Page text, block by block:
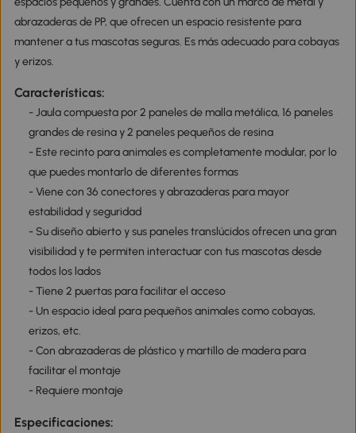
abrazaderas de PP, que ofrecen un espacio resistente para
mantener a tus mascotas seguras. Es más adecuado para cobayas
y erizos.
Características:
- Jaula compuesta por 2 paneles de malla metálica, 16 paneles
grandes de resina y 2 paneles pequeños de resina
- Este recinto para animales es completamente modular, por lo
que puedes montarlo de diferentes formas
- Viene con 36 conectores y abrazaderas para mayor
estabilidad y seguridad
- Su diseño abierto y sus paneles translúcidos ofrecen una gran
visibilidad y te permiten interactuar con tus mascotas desde
todos los lados
- Tiene 2 puertas para facilitar el acceso
- Un espacio ideal para pequeños animales como cobayas,
erizos, etc.
- Con abrazaderas de plástico y martillo de madera para
facilitar el montaje
- Requiere montaje
Especificaciones: